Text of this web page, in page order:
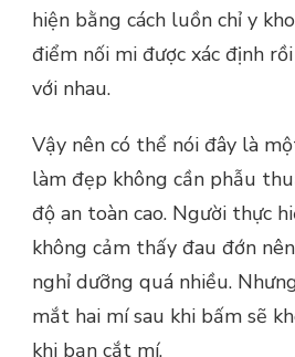
hiện bằng cách luồn chỉ y
điểm nối mi được xác định
với nhau.
Vậy nên có thể nói đây là
làm đẹp không cần phẫu
độ an toàn cao. Người thực
không cảm thấy đau đớn
nghỉ dưỡng quá nhiều.
mắt hai mí sau khi bấm sẽ
khi bạn cắt mí.